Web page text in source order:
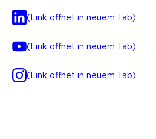
(Link öffnet in neuem Tab)
(Link öffnet in neuem Tab)
(Link öffnet in neuem Tab)